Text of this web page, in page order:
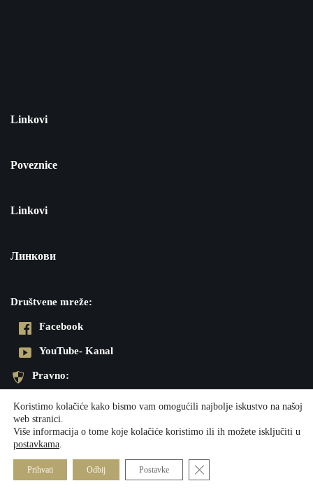
Linkovi
Poveznice
Linkovi
Линкови
Društvene mreže:
Facebook
YouTube- Kanal
Pravno:
Impresum
Društvene mreže: Pravno:
Koristimo kolačiće kako bismo vam omogućili najbolje iskustvo na našoj
web stranici.
Više informacija o tome koje kolačiće koristimo ili ih možete isključiti u
postavkama
Prihvati Odbij Postavke Close GDPR Cookie Banner